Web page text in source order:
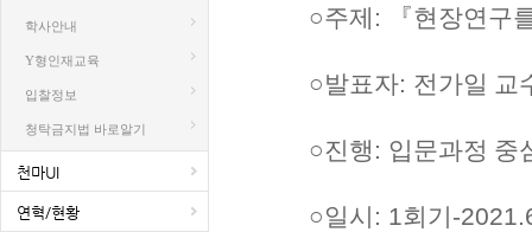
학사안내
Y형인재교육
입찰정보
청탁금지법 바로알기
천마UI
연혁/현황
○주제 : 『현장연구
○발표자: 전가일 교
○진행 : 입문과정 중
○일시 : 1회기 -